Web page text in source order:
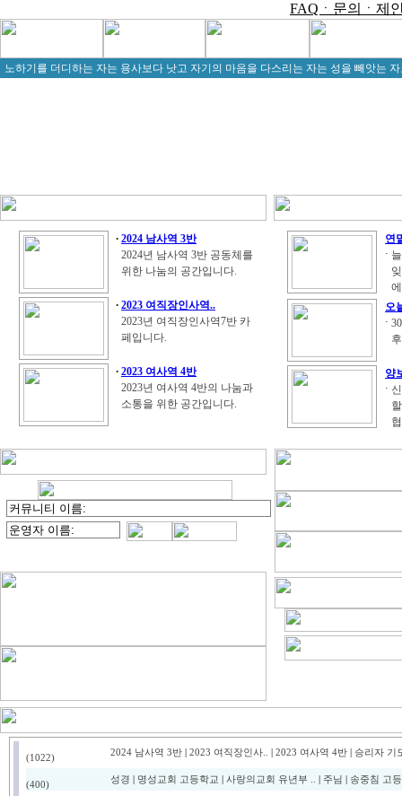
FAQㆍ문의ㆍ제
노하기를 더디하는 자는 용사보다 낫고 자기의 마음을 다스리는 자는 성을 빼앗는
· 2024 남사역 3반
2024년 남사역 3반 공동체를
위한 나눔의 공간입니다.
· 2023 여직장인사역..
2023년 여직장인사역7반 카
페입니다.
· 2023 여사역 4반
2023년 여사역 4반의 나눔과
소통을 위한 공간입니다.
연
·
오
·
양
·
(1022) 2024 남사역 3반 | 2023 여직장인사.. | 2023 여사역 4반 | 승리자 기
(400) 성경 | 명성교회 고등학교 | 사랑의교회 유년부 .. | 주님 | 송중침 고